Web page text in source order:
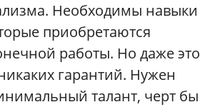
Необходимы навыки
приобретаются
работы. Но даже это
гарантий. Нужен
талант, черт бы